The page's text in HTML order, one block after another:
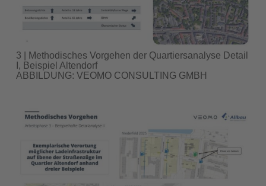
3 | Methodisches Vorgehen der Quartiersanalyse Detail
I, Beispiel Altendorf
ABBILDUNG: VEOMO CONSULTING GMBH